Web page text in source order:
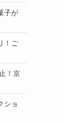
子が
！ご
！京
ショ